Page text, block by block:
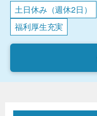
土日休み（週休2日）
福利厚生充実